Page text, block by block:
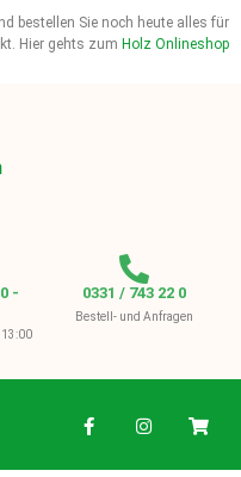
bestellen Sie noch heute alles für
Hier gehts zum Holz Onlineshop
-
13:00
0331 / 743 22 0
Bestell- und Anfragen